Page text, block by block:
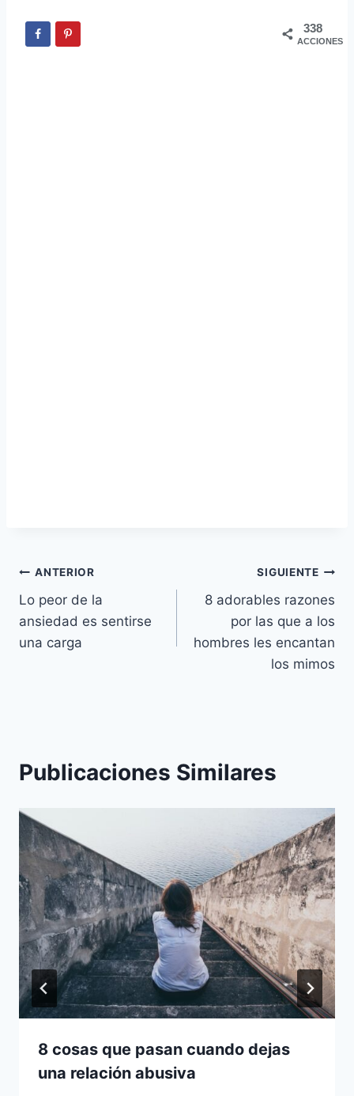
338
ACCIONES
Navegación
de
entradas
ANTERIOR
Lo peor de la
ansiedad es sentirse
una carga
SIGUIENTE
8 adorables razones
por las que a los
hombres les encantan
los mimos
Publicaciones Similares
8 cosas que pasan cuando dejas
una relación abusiva